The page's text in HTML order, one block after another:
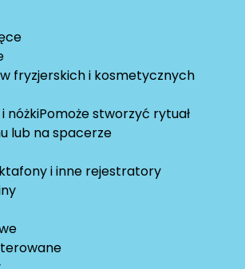
fryzjerskich i kosmetycznych
nóżkiPomoże stworzyć rytuał
lub na spacerze
i inne rejestratory